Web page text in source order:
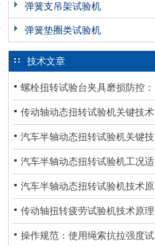
弹簧支吊架试验机
弹簧垫圈类试验机
技术文章
螺栓扭转试验台夹具磨损防控：
材质选型与表面处理的耐用性优
化
传动轴动态扭转试验机关键技术
及产业落地应用
汽车半轴动态扭转试验机关键技
术及产业落地应用
汽车半轴动态扭转试验机工况适
配与质控应用探析
汽车半轴动态扭转试验机技术原
理与行业应用
传动轴扭转疲劳试验机技术原理
与行业应用
操作规范：使用绳索抗拉强度试